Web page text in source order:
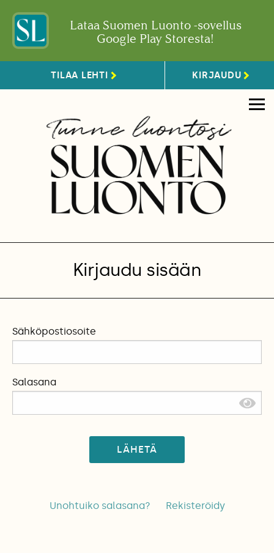
Lataa Suomen Luonto -sovellus
Google Play Storesta!
TILAA LEHTI KIRJAUDU
Kirjaudu sisään
Sähköpostiosoite
Salasana
LÄHETÄ
Unohtuiko salasana? Rekisteröidy